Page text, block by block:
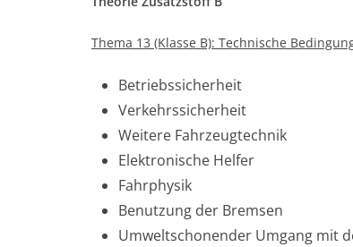
Thema 13 (Klasse B): Technische
Betriebssicherheit
Verkehrssicherheit
Weitere Fahrzeugtechnik
Elektronische Helfer
Fahrphysik
Benutzung der Bremsen
Umweltschonender Umgang mit